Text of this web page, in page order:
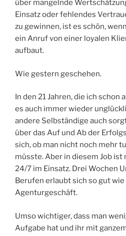
über mangelnde
Einsatz oder fehlendes
zu gewinnen, ist es schön,
ein Anruf von einer loyalen
aufbaut.
Wie gestern geschehen.
In den 21 Jahren, die ich schon
es auch immer wieder
andere Selbständige auch
über das Auf und Ab der
sich, ob man nicht noch mehr
müsste. Aber in diesem Job
24/7 im Einsatz. Drei Wochen
Berufen erlaubt sich so gut
Agenturgeschäft.
Umso wichtiger, dass man
Aufgabe hat und ihr mit